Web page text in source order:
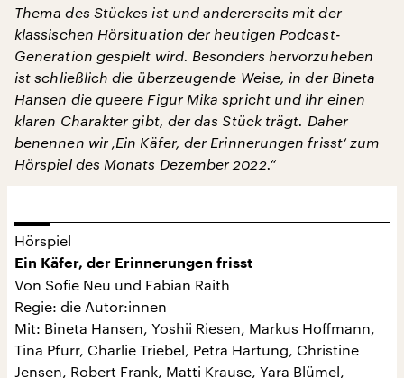
Thema des Stückes ist und andererseits mit der
klassischen Hörsituation der heutigen Podcast-
Generation gespielt wird. Besonders hervorzuheben
ist schließlich die überzeugende Weise, in der Bineta
Hansen die queere Figur Mika spricht und ihr einen
klaren Charakter gibt, der das Stück trägt. Daher
benennen wir ‚Ein Käfer, der Erinnerungen frisst‘ zum
Hörspiel des Monats Dezember 2022.“
Hörspiel
Ein Käfer, der Erinnerungen frisst
Von Sofie Neu und Fabian Raith
Regie: die Autor:innen
Mit: Bineta Hansen, Yoshii Riesen, Markus Hoffmann,
Tina Pfurr, Charlie Triebel, Petra Hartung, Christine
Jensen, Robert Frank, Matti Krause, Yara Blümel,